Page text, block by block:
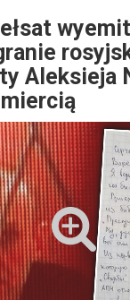
Aleksieja